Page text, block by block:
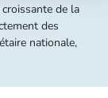
de la
des
nationale,